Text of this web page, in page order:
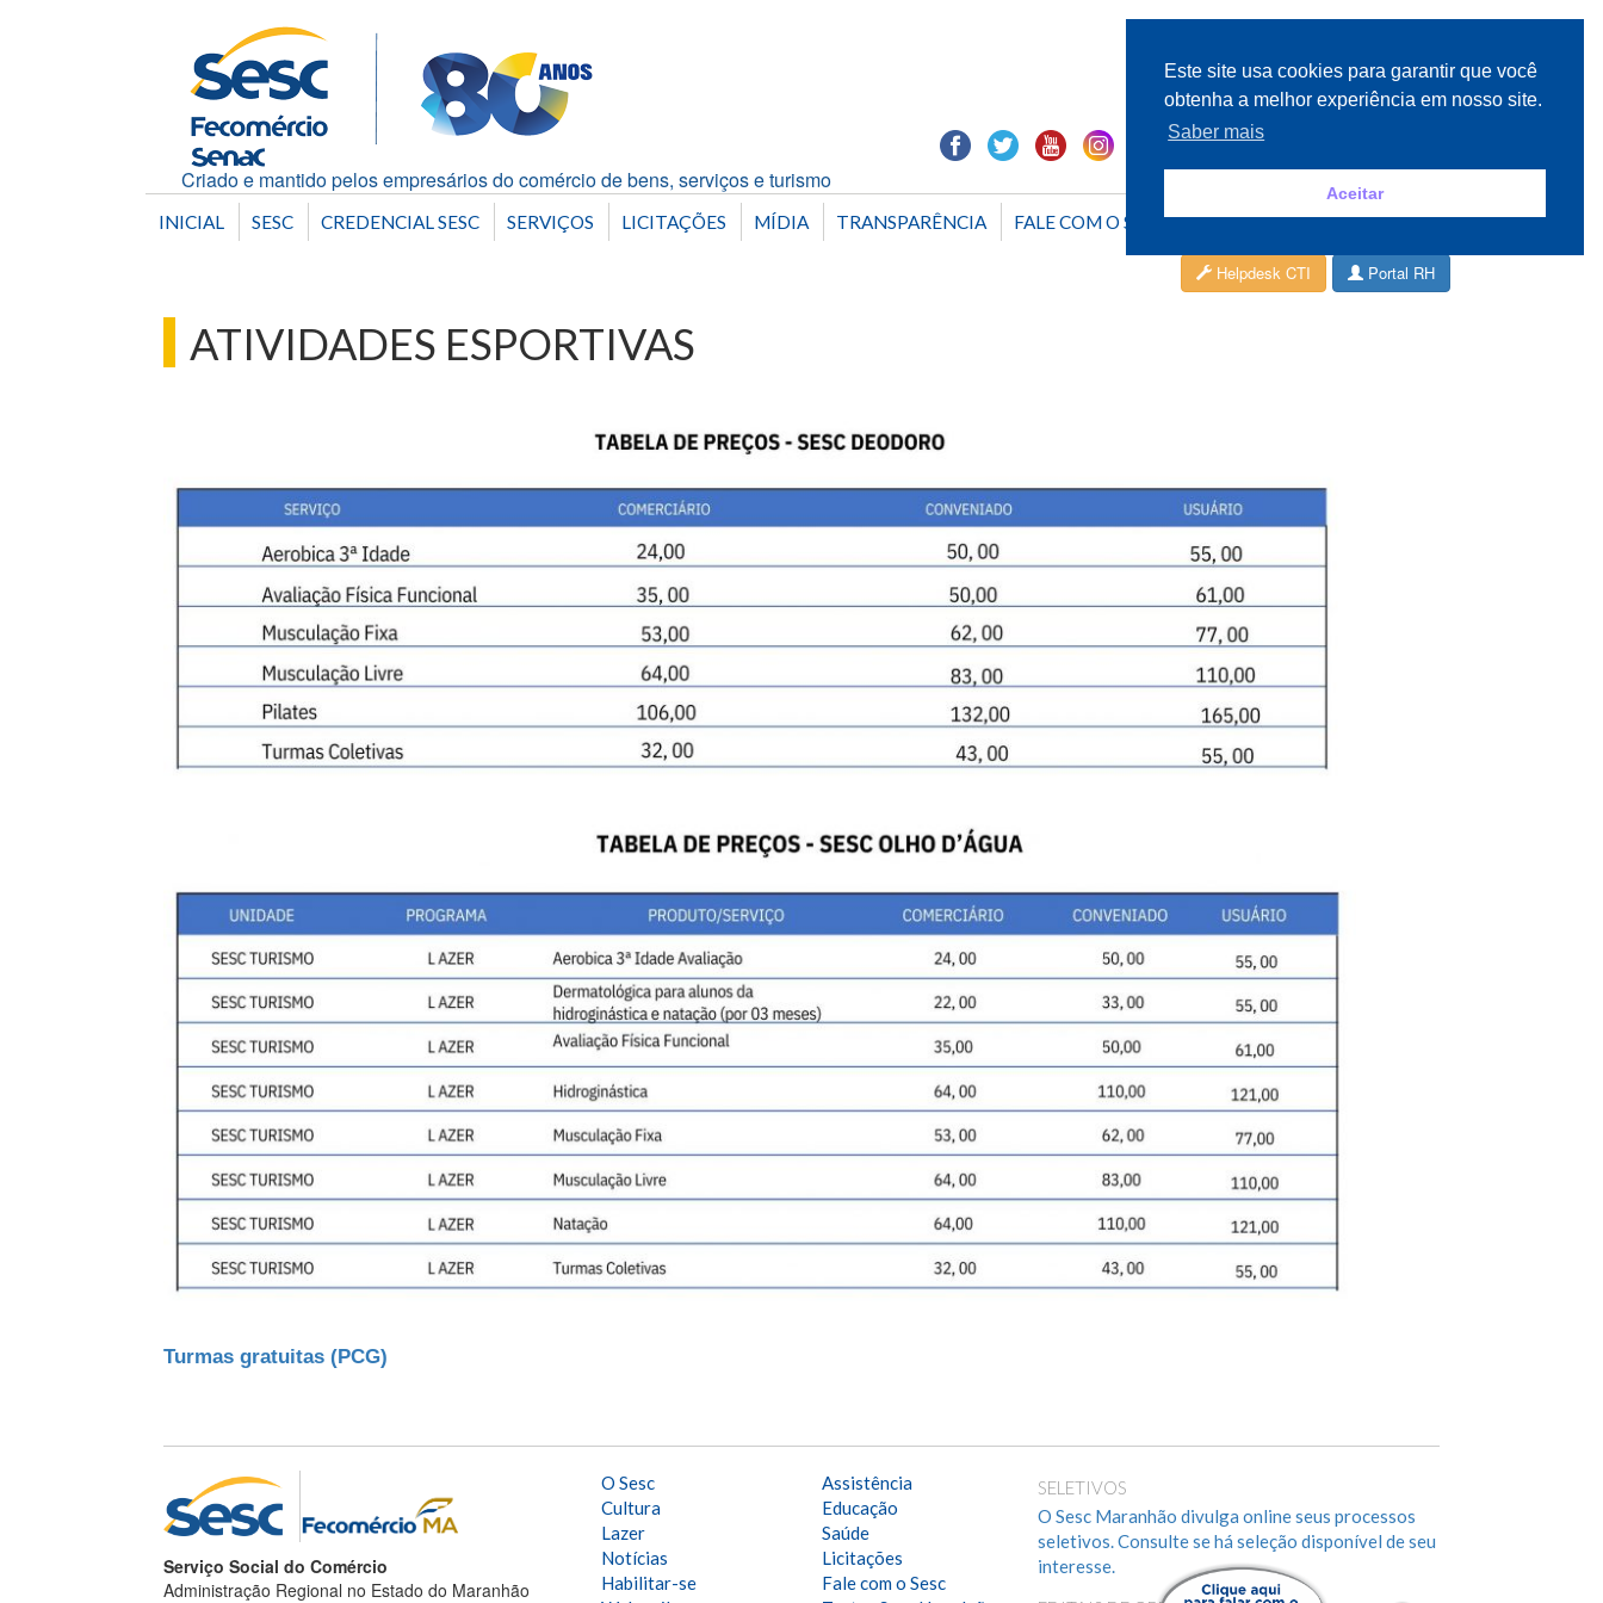
Criado e mantido pelos empresários do comércio de bens, serviços e turismo
INICIAL SESC CREDENCIAL SESC SERVIÇOS LICITAÇÕES MÍDIA TRANSPARÊNCIA FALE COM O SESC ÁREA DO CLIENTE
Portal RH
Helpdesk CTI
ATIVIDADES ESPORTIVAS
Turmas gratuitas (PCG)
Serviço Social do Comércio
Administração Regional no Estado do Maranhão
O Sesc
Assistência
Cultura
Educação
Lazer
Saúde
Notícias
Licitações
Habilitar-se
Fale com o Sesc
SELETIVOS
O Sesc Maranhão divulga online seus processos
seletivos. Consulte se há seleção disponível de seu
interesse.
Este site usa cookies para garantir que você
obtenha a melhor experiência em nosso site.
Saber mais
Aceitar